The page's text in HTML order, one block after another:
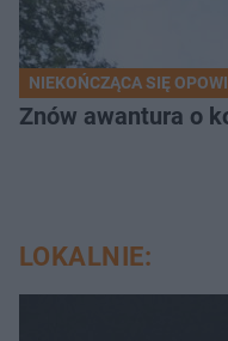
NIEKOŃCZĄCA SIĘ
Znów awantura o
LOKALNIE: